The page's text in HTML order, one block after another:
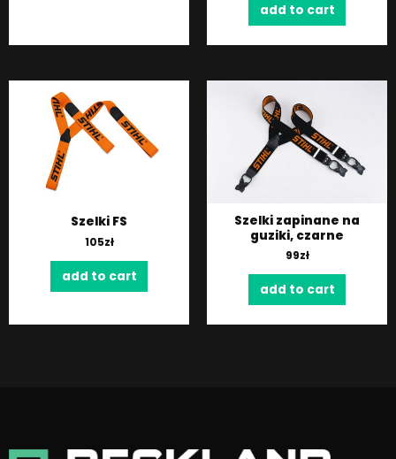
add to cart
Szelki FS
105zł
add to cart
Szelki zapinane na
guziki, czarne
99zł
add to cart